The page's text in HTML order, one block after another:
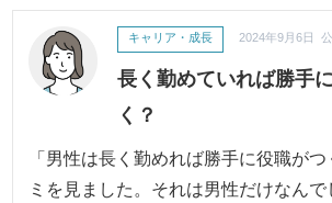
長く勤めていれば勝手
く？
キャリア・成長 2024年9月6日
「男性は長く勤めれば勝手に役職が
ミを見ました。それは男性だけなん